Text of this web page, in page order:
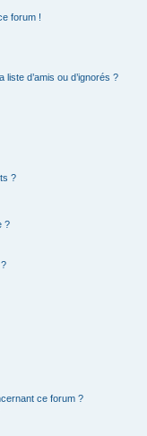
forum !
d’amis ou d’ignorés ?
?
?
ce forum ?